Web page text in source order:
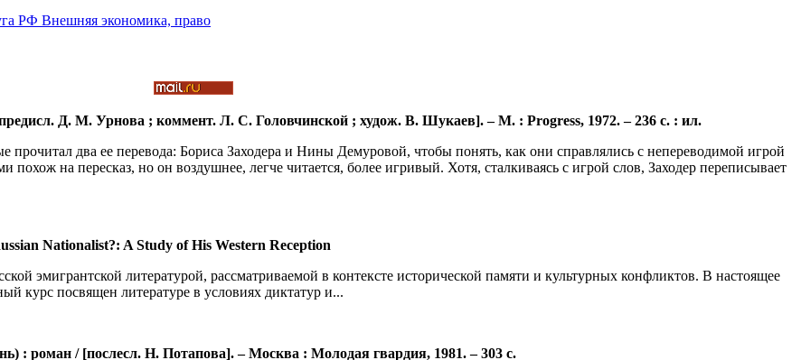
Д. М. Урнова ; коммент. Л. С. Головчинской ; худож. В. Шукаев]. – Μ. : Progress, 1972. – 236 с. : ил.
прочитал два ее перевода: Бориса Заходера и Нины Демуровой, чтобы понять, как они справлялись с непереводимой игрой
на пересказ, но он воздушнее, легче читается, более игривый. Хотя, сталкиваясь с игрой слов, Заходер переписывает
Nationalist?: A Study of His Western Reception
эмигрантской литературой, рассматриваемой в контексте исторической памяти и культурных конфликтов. В настоящее
курс посвящен литературе в условиях диктатур и...
: роман / [послесл. Н. Потапова]. – Москва : Молодая гвардия, 1981. – 303 с.